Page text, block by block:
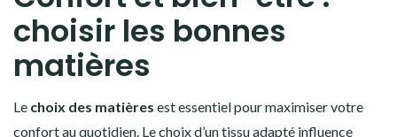
choisir les bonnes
matières
Le choix des matières est essentiel pour maximiser votre
confort au quotidien. Le choix d’un tissu adapté influence